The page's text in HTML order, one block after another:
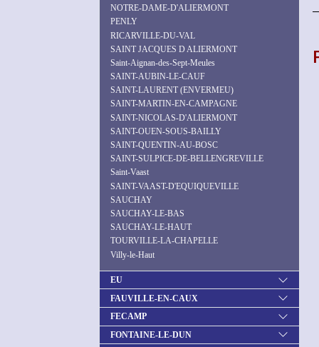
NOTRE-DAME-D'ALIERMONT
PENLY
RICARVILLE-DU-VAL
SAINT JACQUES D ALIERMONT
Saint-Aignan-des-Sept-Meules
SAINT-AUBIN-LE-CAUF
SAINT-LAURENT (ENVERMEU)
SAINT-MARTIN-EN-CAMPAGNE
SAINT-NICOLAS-D'ALIERMONT
SAINT-OUEN-SOUS-BAILLY
SAINT-QUENTIN-AU-BOSC
SAINT-SULPICE-DE-BELLENGREVILLE
Saint-Vaast
SAINT-VAAST-D'EQUIQUEVILLE
SAUCHAY
SAUCHAY-LE-BAS
SAUCHAY-LE-HAUT
TOURVILLE-LA-CHAPELLE
Villy-le-Haut
EU
FAUVILLE-EN-CAUX
FECAMP
FONTAINE-LE-DUN